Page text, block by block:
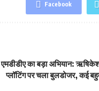
Facebook
एमडीडीए का बड़ा अभियान:
प्लॉटिंग पर चला बुलडोजर, कई